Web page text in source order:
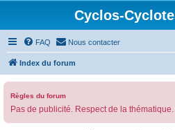
Cyclos-
FAQ Nous contacter
Index du forum
Règles du forum
Pas de publicité. Respect de la